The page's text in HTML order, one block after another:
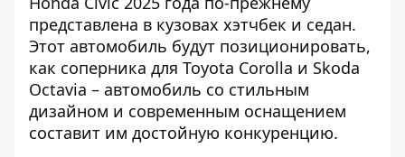
представлена ​​в кузовах хэтчбек и седан.
Этот автомобиль будут позиционировать,
как соперника для Toyota Corolla и Skoda
Octavia – автомобиль со стильным
дизайном и современным оснащением
составит им достойную конкуренцию.